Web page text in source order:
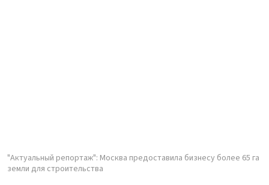
"Актуальный репортаж": Москва предоставила бизнесу более 65 га
земли для строительства